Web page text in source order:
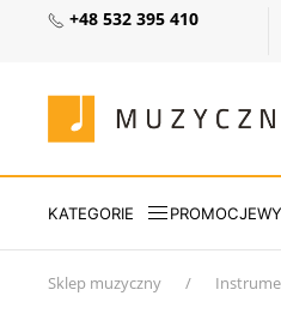
+48 532 395 410
KATEGORIE PROMOCJE
Sklep muzyczny